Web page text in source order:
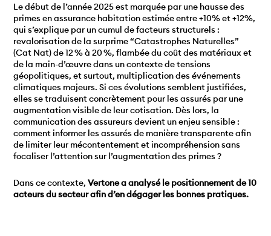
Le début de l’année 2025 est marquée par une hausse des
primes en assurance habitation estimée entre +10% et +12%,
qui s’explique par un cumul de facteurs structurels :
revalorisation de la surprime “Catastrophes Naturelles”
(Cat Nat) de 12 % à 20 %, flambée du coût des matériaux et
de la main-d’œuvre dans un contexte de tensions
géopolitiques, et surtout, multiplication des événements
climatiques majeurs. Si ces évolutions semblent justifiées,
elles se traduisent concrètement pour les assurés par une
augmentation visible de leur cotisation. Dès lors, la
communication des assureurs devient un enjeu sensible :
comment informer les assurés de manière transparente afin
de limiter leur mécontentement et incompréhension sans
focaliser l’attention sur l’augmentation des primes ?
Dans ce contexte,Vertone a analysé le positionnement de 10
acteurs du secteur afin d’en dégager les bonnes pratiques.